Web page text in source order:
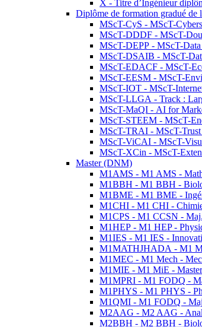
X - Titre d’Ingénieur
Diplôme de formation gradué
MScT-CyS - MScT-
MScT-DDDF - MScT-
MScT-DEPP - MScT-
MScT-DSAIB - MScT-
MScT-EDACF - MScT-
MScT-EESM - MScT-
MScT-IOT - MScT-
MScT-LLGA - Track :
MScT-MaQI - AI for
MScT-STEEM - MScT-
MScT-TRAI - MScT-Trust
MScT-ViCAI - MScT-
MScT-XCin - MScT-
Master (DNM)
M1AMS - M1 AMS -
M1BBH - M1 BBH -
M1BME - M1 BME -
M1CHI - M1 CHI -
M1CPS - M1 CCSN -
M1HEP - M1 HEP -
M1IES - M1 IES -
M1MATHJHADA - M1
M1MEC - M1 Mech -
M1MIE - M1 MiE -
M1MPRI - M1 FODQ -
M1PHYS - M1 PHYS -
M1QMI - M1 FODQ -
M2AAG - M2 AAG -
M2BBH - M2 BBH -